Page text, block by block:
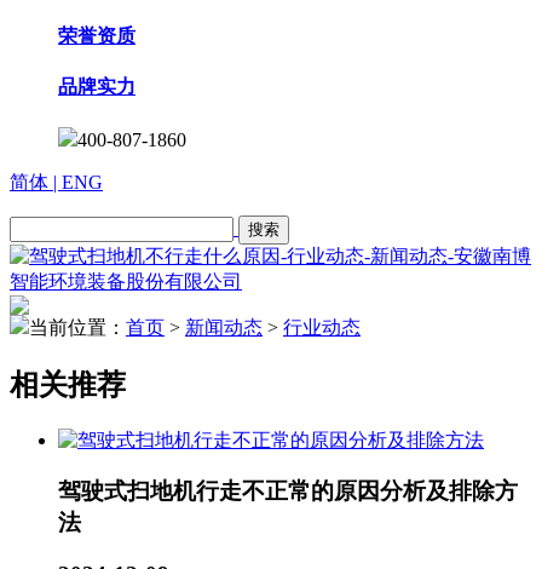
荣誉资质
品牌实力
400-807-1860
简体 | ENG
当前位置： 首页 > 新闻动态 > 行业动态
相关推荐
驾驶式扫地机行走不正常的原因分析及排除方
法